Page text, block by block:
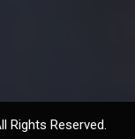
Rights Reserved.